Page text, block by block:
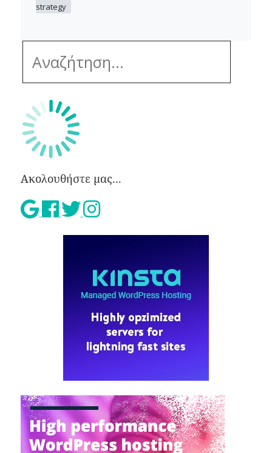
strategy
Ακολουθήστε μας...